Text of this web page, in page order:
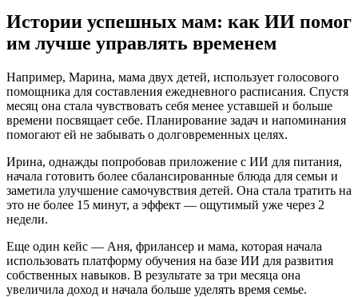
Истории успешных мам: как ИИ помог
им лучше управлять временем
Например, Марина, мама двух детей, использует голосового
помощника для составления ежедневного расписания. Спустя
месяц она стала чувствовать себя менее уставшей и больше
времени посвящает себе. Планирование задач и напоминания
помогают ей не забывать о долговременных целях.
Ирина, однажды попробовав приложение с ИИ для питания,
начала готовить более сбалансированные блюда для семьи и
заметила улучшение самочувствия детей. Она стала тратить на
это не более 15 минут, а эффект — ощутимый уже через 2
недели.
Еще один кейс — Аня, фрилансер и мама, которая начала
использовать платформу обучения на базе ИИ для развития
собственных навыков. В результате за три месяца она
увеличила доход и начала больше уделять время семье.